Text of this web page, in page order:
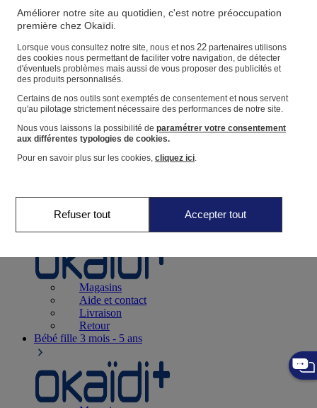
Magasin
Vos informations personnelles
Suivre une commande
Panier
Favoris
Naissance0-12 mois
Magasins
Aide et contact
Livraison
Retour
Bébé fille 3 mois - 5 ans
Améliorer notre site au quotidien, c'est notre préoccupation
première chez Okaïdi.
Lorsque vous consultez notre site, nous et nos 22partenaires utilisons
des cookies nous permettant de faciliter votre navigation, de détecter
d'éventuels problèmes mais aussi de vous proposer des publicités et
des produits personnalisés.
Certains de nos outils sont exemptés de consentement et nous servent
qu'au pilotage strictement nécessaire des performances de notre site.
Nous vous laissons la possibilité de paramétrer votre consentement
aux différentes typologies de cookies.
Pour en savoir plus sur les cookies, cliquez ici.
Refuser tout Accepter tout